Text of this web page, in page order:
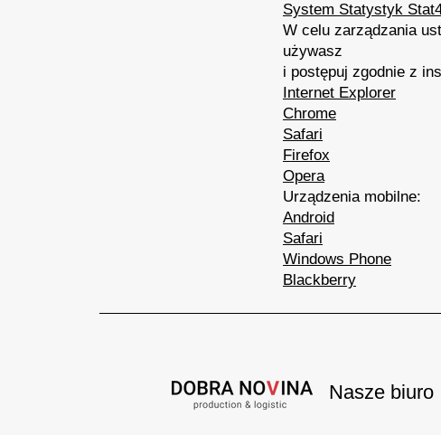
System Statystyk
W celu zarządzania
używasz
i postępuj zgodnie z
Internet Explorer
Chrome
Safari
Firefox
Opera
Urządzenia mobilne:
Android
Safari
Windows Phone
Blackberry
Nasze biuro